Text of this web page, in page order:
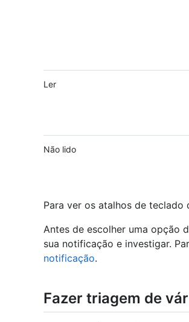
Ler
Não lido
Para ver os atalhos de teclado
Antes de escolher uma opção
sua notificação e investigar.
notificação.
Fazer triagem de